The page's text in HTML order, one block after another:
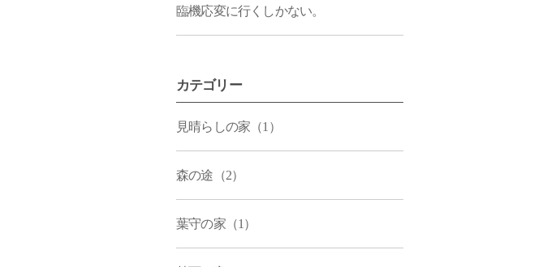
臨機応変に行くしかない。
カテゴリー
見晴らしの家（1）
森の途（2）
葉守の家（1）